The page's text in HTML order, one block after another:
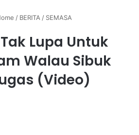
/ BERITA / SEMASA
Lupa Untuk
Walau Sibuk
(Video)